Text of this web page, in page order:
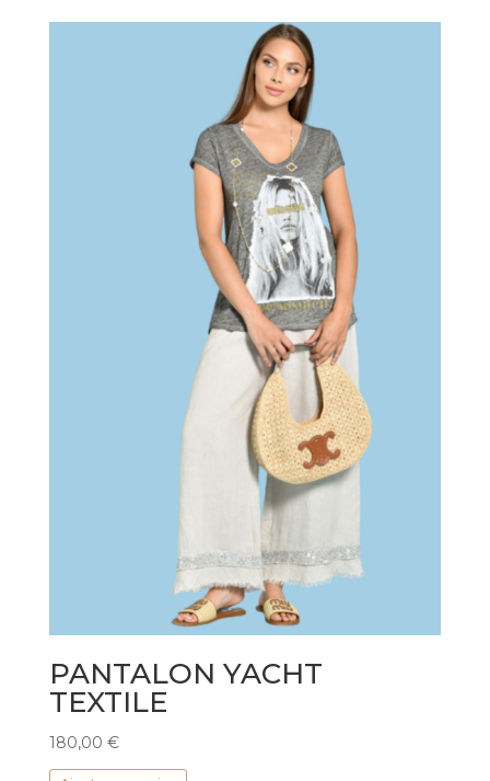
PANTALON YACHT
TEXTILE
180,00 €